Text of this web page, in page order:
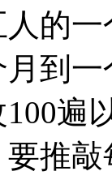
一
到
遍
推